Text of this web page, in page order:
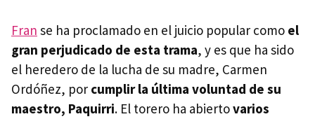
Fran se ha proclamado en el juicio popular como el
gran perjudicado de esta trama, y es que ha sido
el heredero de la lucha de su madre, Carmen
Ordóñez, por cumplir la última voluntad de su
maestro, Paquirri. El torero ha abiertovarios